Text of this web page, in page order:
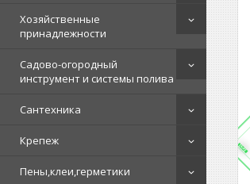
Хозяйственные
принадлежности
Садово-огородный
инструмент и системы полива
Сантехника
Крепеж
Пены,клеи,герметики